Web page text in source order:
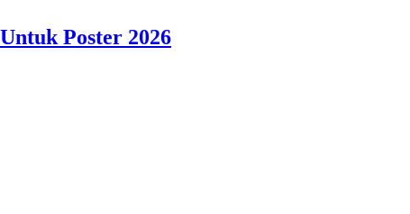
Poster 2026